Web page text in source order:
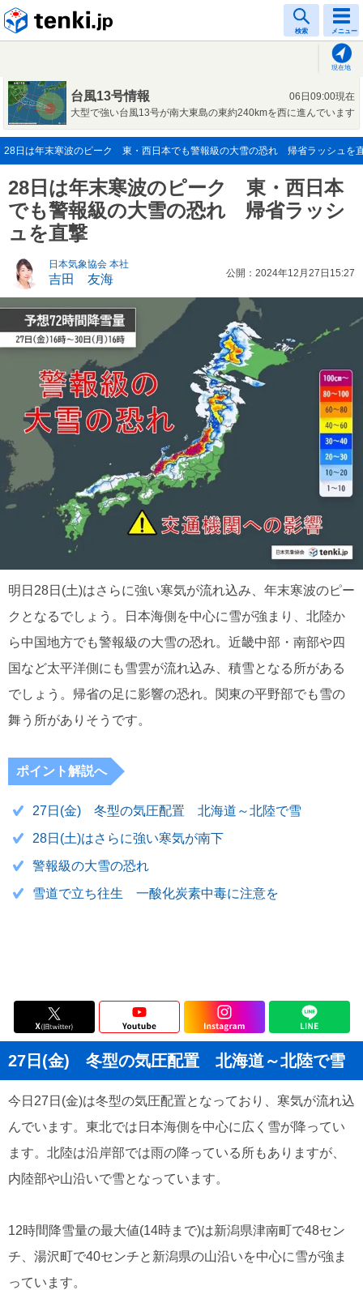
検索 メニュー
現在地
台風13号情報
06日09:00現在
大型で強い台風13号が南大東島の東約240kmを西に進んでいます
28日は年末寒波のピーク 東・西日本でも警報級の大雪の恐れ 帰省ラッシュを
28日は年末寒波のピーク 東・西日本
でも警報級の大雪の恐れ 帰省ラッシ
ュを直撃
日本気象協会 本社
吉田 友海 公開：2024年12月27日15:27
明日28日(土)はさらに強い寒気が流れ込み、年末寒波のピー
クとなるでしょう。日本海側を中心に雪が強まり、北陸か
ら中国地方でも警報級の大雪の恐れ。近畿中部・南部や四
国など太平洋側にも雪雲が流れ込み、積雪となる所がある
でしょう。帰省の足に影響の恐れ。関東の平野部でも雪の
舞う所がありそうです。
ポイント解説へ
27日(金) 冬型の気圧配置 北海道～北陸で雪
28日(土)はさらに強い寒気が南下
警報級の大雪の恐れ
雪道で立ち往生 一酸化炭素中毒に注意を
27日(金) 冬型の気圧配置 北海道～北陸で雪
今日27日(金)は冬型の気圧配置となっており、寒気が流れ込
んでいます。東北では日本海側を中心に広く雪が降ってい
ます。北陸は沿岸部では雨の降っている所もありますが、
内陸部や山沿いで雪となっています。
12時間降雪量の最大値(14時まで)は新潟県津南町で48セン
チ、湯沢町で40センチと新潟県の山沿いを中心に雪が強ま
っています。